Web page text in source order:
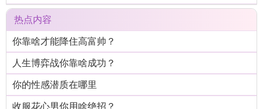
热点内容
你靠啥才能降住高富帅？
人生博弈战你靠啥成功？
你的性感潜质在哪里
收服花心男你用啥绝招？